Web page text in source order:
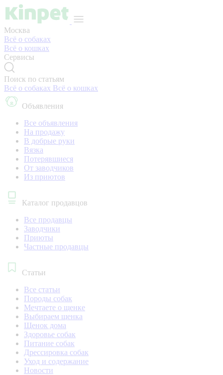
Москва
Всё о собаках
Всё о кошках
Сервисы
Поиск по статьям
Всё о собаках Всё о кошках
Объявления
Все объявления
На продажу
В добрые руки
Вязка
Потерявшиеся
От заводчиков
Из приютов
Каталог продавцов
Все продавцы
Заводчики
Приюты
Частные продавцы
Статьи
Все статьи
Породы собак
Мечтаете о щенке
Выбираем щенка
Щенок дома
Здоровье собак
Питание собак
Дрессировка собак
Уход и содержание
Новости